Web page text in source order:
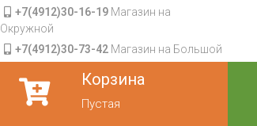
+7(4912)30-16-19Магазин на
Окружной
+7(4912)30-73-42Магазин на Большой
Корзина
Пустая